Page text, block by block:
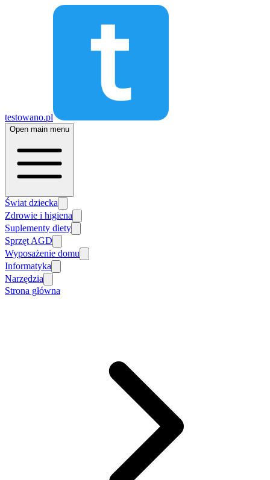
testowano.pl
Open main menu
Świat dziecka
Zdrowie i higiena
Suplementy diety
Sprzęt AGD
Wyposażenie domu
Informatyka
Narzędzia
Strona główna